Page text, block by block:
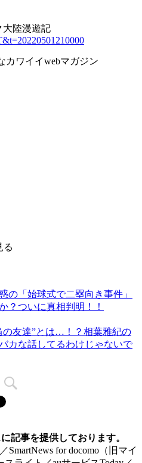
大陸漫遊記
カワイイwebマガジン
る
の「始球式で二塁向き事件」
？ついに真相判明！！
の友達”とは…！？相葉雅紀の
カな話してるわけじゃないで
記事を提供しております。
SmartNews for docomo（旧マイ